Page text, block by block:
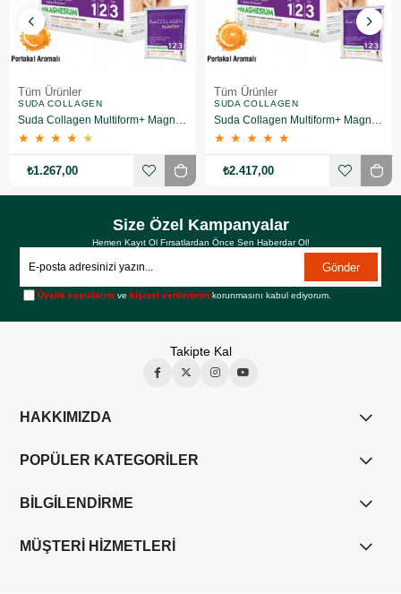
Tüm Ürünler
SUDA COLLAGEN
Suda Collagen Multiform+ Magnesium 30 x 15 gr - Portakal Aromalı
★ ★ ★ ★ ★
₺1.267,00
Tüm Ürünler
SUDA COLLAGEN
Suda Collagen Multiform+ Magnesium 30 x 15 gr - Portakal Aromalı 2 Adet
★ ★ ★ ★ ★
₺2.417,00
Size Özel Kampanyalar
Hemen Kayıt Ol Fırsatlardan Önce Sen Haberdar Ol!
Gönder
Üyelik koşullarını vekişisel verilerimin korunmasını kabul ediyorum.
Takipte Kal
HAKKIMIZDA
POPÜLER KATEGORİLER
BİLGİLENDİRME
MÜŞTERİ HİZMETLERİ